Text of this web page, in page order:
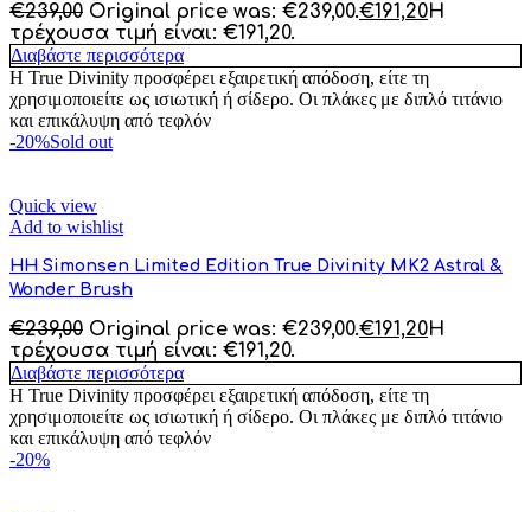
€239,00 Original price was: €239,00.€191,20Η
τρέχουσα τιμή είναι: €191,20.
Διαβάστε περισσότερα
Η True Divinity προσφέρει εξαιρετική απόδοση, είτε τη
χρησιμοποιείτε ως ισιωτική ή σίδερο. Οι πλάκες με διπλό τιτάνιο
και επικάλυψη από τεφλόν
-20%Sold out
Quick view
Add to wishlist
HH Simonsen Limited Edition True Divinity MK2 Astral &
Wonder Brush
€239,00 Original price was: €239,00.€191,20Η
τρέχουσα τιμή είναι: €191,20.
Διαβάστε περισσότερα
Η True Divinity προσφέρει εξαιρετική απόδοση, είτε τη
χρησιμοποιείτε ως ισιωτική ή σίδερο. Οι πλάκες με διπλό τιτάνιο
και επικάλυψη από τεφλόν
-20%